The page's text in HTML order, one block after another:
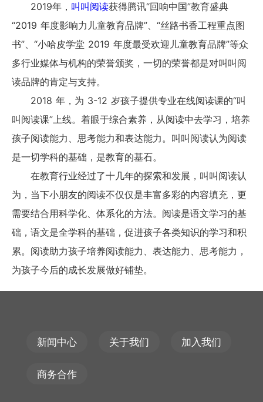
2019年， 叫叫阅读获得腾讯“回响中国”教育盛典
“2019 年度影响力儿童教育品牌”、“丝路书香工程重点图
书”、“小哈皮学堂 2019 年度最受欢迎儿童教育品牌”等众
多行业媒体与机构的荣誉颁奖，一切的荣誉都是对叫叫阅
读品牌的肯定与支持。
2018 年，为 3-12 岁孩子提供专业在线阅读课的“叫
叫阅读课”上线。着眼于综合素养，从阅读中去学习，培养
孩子阅读能力、思考能力和表达能力。叫叫阅读认为阅读
是一切学科的基础，是教育的基石。
在教育行业经过了十几年的探索和发展，叫叫阅读认
为，当下小朋友的阅读不仅仅是丰富多彩的内容填充，更
需要结合用科学化、体系化的方法。阅读是语文学习的基
础，语文是全学科的基础，促进孩子各类知识的学习和积
累。阅读助力孩子培养阅读能力、表达能力、思考能力，
为孩子今后的成长发展做好铺垫。
新闻中心 关于我们 加入我们
商务合作